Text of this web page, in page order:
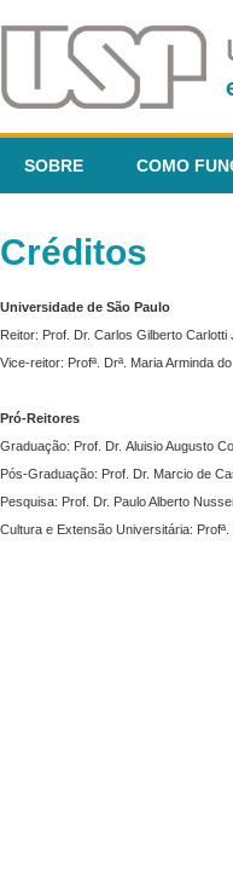
SOBRE COMO
Créditos
Universidade de São Paulo
Reitor: Prof. Dr. Carlos Gilberto Carlotti
Vice-reitor: Profª. Drª. Maria Arminda
Pró-Reitores
Graduação: Prof. Dr. Aluisio Augusto
Pós-Graduação: Prof. Dr. Marcio de
Pesquisa: Prof. Dr. Paulo Alberto
Cultura e Extensão Universitária: